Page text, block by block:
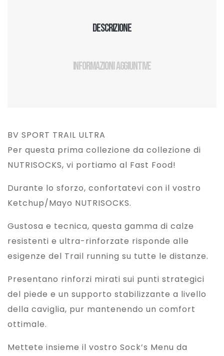
Descrizione
Informazioni aggiuntive
BV SPORT TRAIL ULTRA
Per questa prima collezione da collezione di
NUTRISOCKS, vi portiamo al Fast Food!
Durante lo sforzo, confortatevi con il vostro
Ketchup/Mayo NUTRISOCKS.
Gustosa e tecnica, questa gamma di calze
resistenti e ultra-rinforzate risponde alle
esigenze del Trail running su tutte le distanze.
Presentano rinforzi mirati sui punti strategici
del piede e un supporto stabilizzante a livello
della caviglia, pur mantenendo un comfort
ottimale.
Mettete insieme il vostro Sock’s Menu da